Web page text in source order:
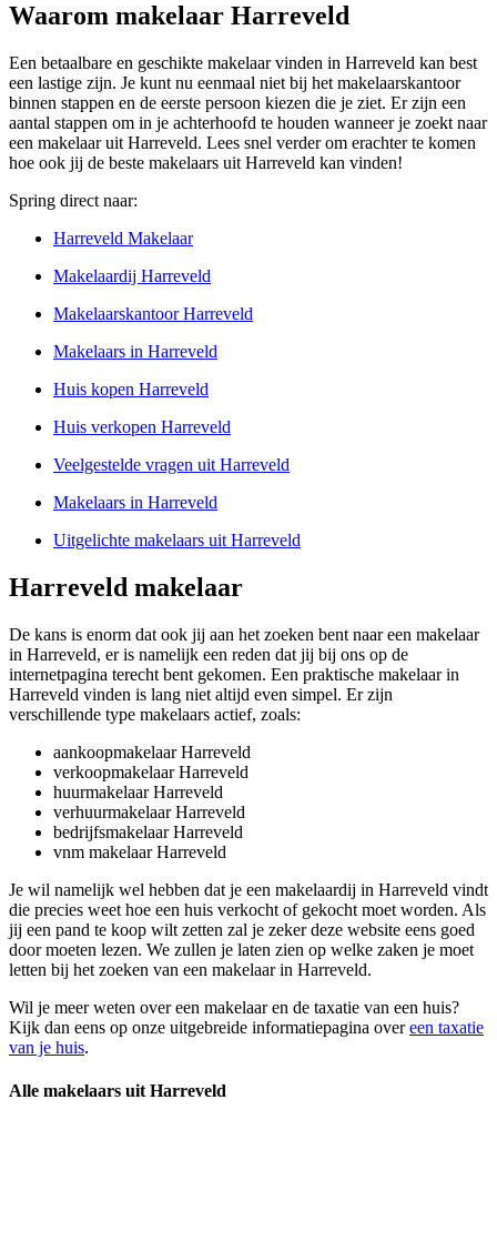
Waarom makelaar Harreveld
Een betaalbare en geschikte makelaar vinden in Harreveld kan best
een lastige zijn. Je kunt nu eenmaal niet bij het makelaarskantoor
binnen stappen en de eerste persoon kiezen die je ziet. Er zijn een
aantal stappen om in je achterhoofd te houden wanneer je zoekt naar
een makelaar uit Harreveld. Lees snel verder om erachter te komen
hoe ook jij de beste makelaars uit Harreveld kan vinden!
Spring direct naar:
Harreveld Makelaar
Makelaardij Harreveld
Makelaarskantoor Harreveld
Makelaars in Harreveld
Huis kopen Harreveld
Huis verkopen Harreveld
Veelgestelde vragen uit Harreveld
Makelaars in Harreveld
Uitgelichte makelaars uit Harreveld
Harreveld makelaar
De kans is enorm dat ook jij aan het zoeken bent naar een makelaar
in Harreveld, er is namelijk een reden dat jij bij ons op de
internetpagina terecht bent gekomen. Een praktische makelaar in
Harreveld vinden is lang niet altijd even simpel. Er zijn
verschillende type makelaars actief, zoals:
aankoopmakelaar Harreveld
verkoopmakelaar Harreveld
huurmakelaar Harreveld
verhuurmakelaar Harreveld
bedrijfsmakelaar Harreveld
vnm makelaar Harreveld
Je wil namelijk wel hebben dat je een makelaardij in Harreveld vindt
die precies weet hoe een huis verkocht of gekocht moet worden. Als
jij een pand te koop wilt zetten zal je zeker deze website eens goed
door moeten lezen. We zullen je laten zien op welke zaken je moet
letten bij het zoeken van een makelaar in Harreveld.
Wil je meer weten over een makelaar en de taxatie van een huis?
Kijk dan eens op onze uitgebreide informatiepagina overeen taxatie
van je huis.
Alle makelaars uit Harreveld